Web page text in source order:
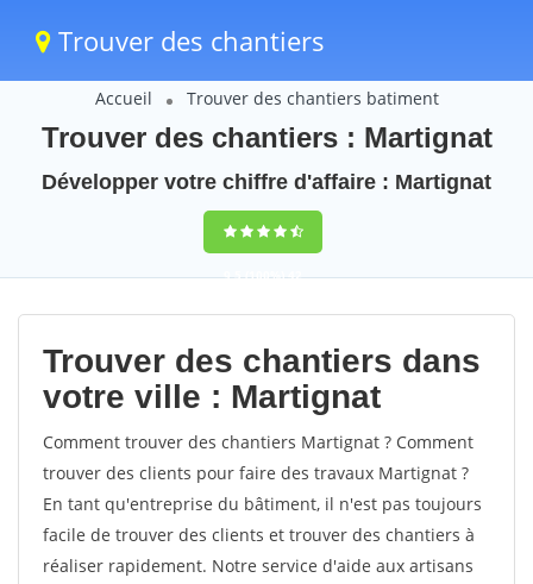
Trouver des chantiers
Accueil Trouver des chantiers batiment
Trouver des chantiers : Martignat
Développer votre chiffre d'affaire : Martignat
9,5(100%)42
votes
Trouver des chantiers dans
votre ville : Martignat
Comment trouver des chantiers Martignat ? Comment
trouver des clients pour faire des travaux Martignat ?
En tant qu'entreprise du bâtiment, il n'est pas toujours
facile de trouver des clients et trouver des chantiers à
réaliser rapidement. Notre service d'aide aux artisans